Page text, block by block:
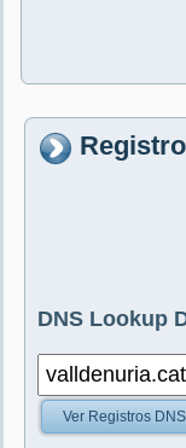
DNS Lookup
Ver Registros DNS